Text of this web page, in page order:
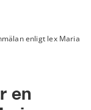
enligt lex Maria
en